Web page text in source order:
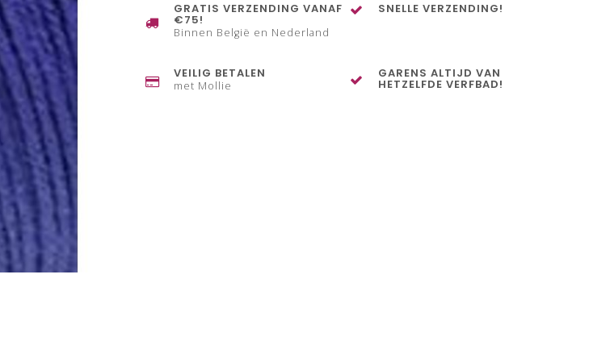
GRATIS VERZENDING VANAF
€75!
Binnen België en Nederland
SNELLE VERZENDING!
VEILIG BETALEN
met Mollie
GARENS ALTIJD VAN
HETZELFDE VERFBAD!